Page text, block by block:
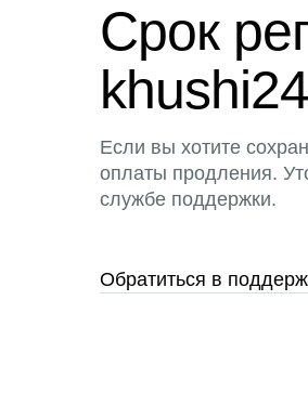
Срок
Если вы хотите
оплаты продления.
службе поддержки.
Обратиться в